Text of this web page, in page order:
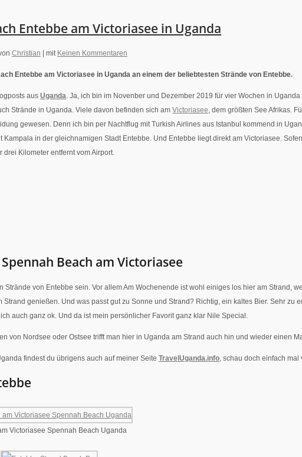
Entebbe am Victoriasee in Uganda
Christian mit Keinen Kommentaren
Entebbe am Victoriasee in Uganda an einem der beliebtesten Strände von Entebbe.
aus Uganda. Ja, ich bin im Novenber und Dezember 2019 für vier Wochen in
Strände in Uganda. Viele davon befinden sich am Victoriasee, dem größten See Afrikas.
gewesen. Denn ich bin per Nachtflug mit Turkish Airlines aus Istanbul kommend in
Kampala in der gleichnamigen Stadt Entebbe. Und Entebbe liegt direkt am Victoriasee.
Kilometer entfernt vom Airport.
Beach am Victoriasee
von Entebbe sein. Vor allem Am Wochenende ist wohl einiges los hier am Strand,
genießen. Und was passt gut zu Sonne und Strand? Richtig, ein kaltes Bier. Sehr
auch ganz ok. Und da ist mein persönlicher Favorit ganz klar Nile Special.
von Nordsee oder Ostsee trifft man hier in Uganda am Strand auch hin und wieder einen
findest du übrigens auch auf meiner Seite TravelUganda.info, schau doch einfach mal
Victoriasee Spennah Beach Uganda